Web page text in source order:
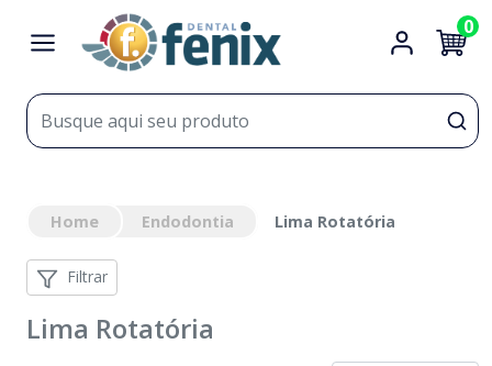
0
Home Endodontia Lima Rotatória
Filtrar
Lima Rotatória